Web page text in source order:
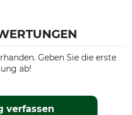
Geben Sie die erste
ab!
verfassen